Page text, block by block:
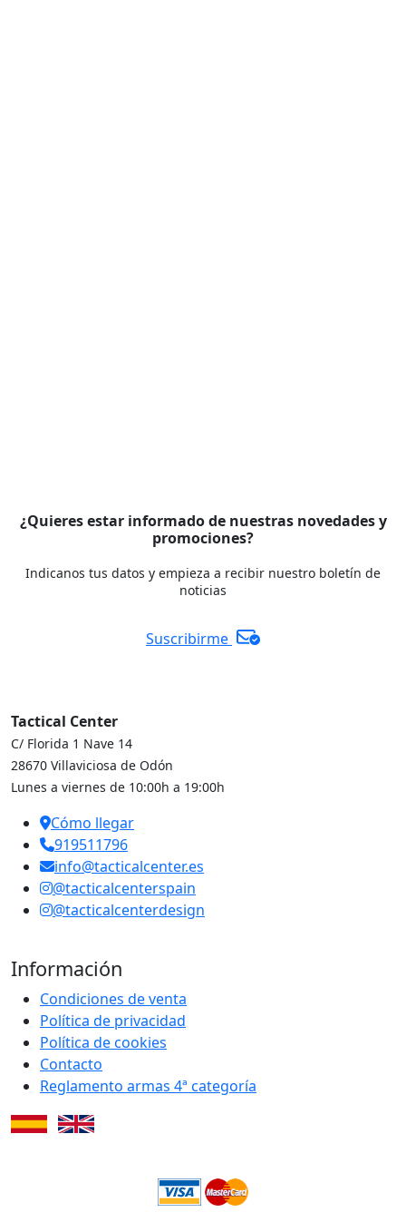
¿Quieres estar informado de nuestras novedades y
promociones?
Indicanos tus datos y empieza a recibir nuestro boletín de
noticias
Suscribirme
Tactical Center
C/ Florida 1 Nave 14
28670 Villaviciosa de Odón
Lunes a viernes de 10:00h a 19:00h
Cómo llegar
919511796
info@tacticalcenter.es
@tacticalcenterspain
@tacticalcenterdesign
Información
Condiciones de venta
Política de privacidad
Política de cookies
Contacto
Reglamento armas 4ª categoría